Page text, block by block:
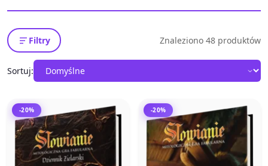
Filtry Znaleziono 48 produktów
Sortuj:
-20% -20%